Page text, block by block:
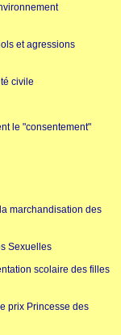
et agressions
civile
le "consentement"
marchandisation des
Sexuelles
scolaire des filles
prix Princesse des